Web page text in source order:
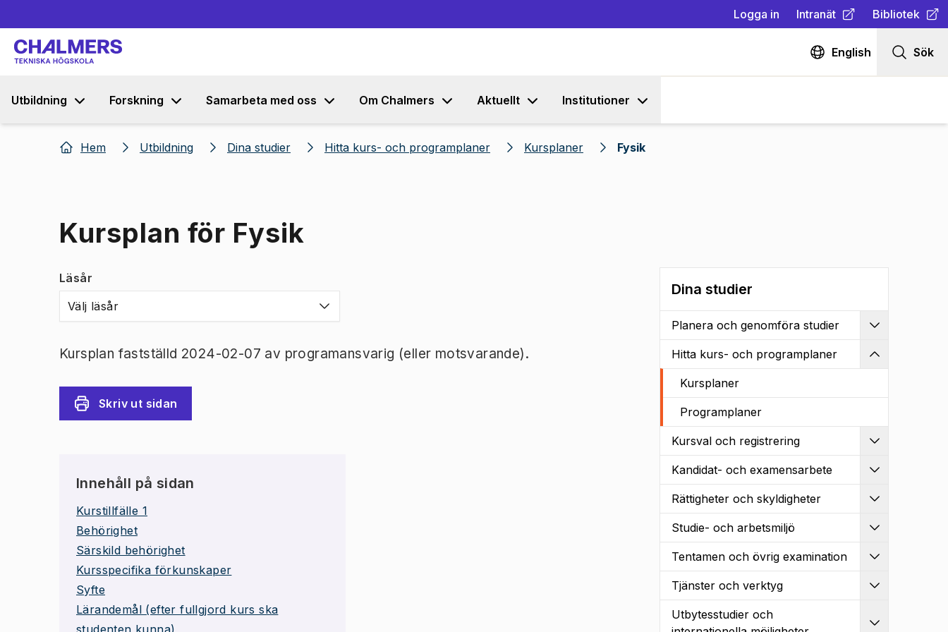
Logga in Intranät
(Öppnas i ny flik)
Bibliotek
(Öppnas i ny
English Sök
Utbildning Forskning Samarbeta med oss Om Chalmers Aktuellt Institutioner
Hem Utbildning Dina studier Hitta kurs- och programplaner Kursplaner Fysik
Kursplan för Fysik
Läsår
Välj läsår
Kursplan fastställd 2024-02-07 av programansvarig (eller motsvarande).
Skriv ut sidan
Innehåll på sidan
Kurstillfälle 1
Behörighet
Särskild behörighet
Kursspecifika förkunskaper
Syfte
Lärandemål (efter fullgjord kurs ska
studenten kunna)
Dina studier
Planera och genomföra studier
Hitta kurs- och programplaner
Kursplaner
Programplaner
Kursval och registrering
Kandidat- och examensarbete
Rättigheter och skyldigheter
Studie- och arbetsmiljö
Tentamen och övrig examination
Tjänster och verktyg
Utbytesstudier och